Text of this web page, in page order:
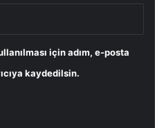
için adım, e-posta
kaydedilsin.